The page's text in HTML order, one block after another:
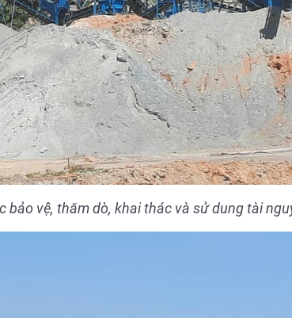
bảo vệ, thăm dò, khai thác và sử dung tài